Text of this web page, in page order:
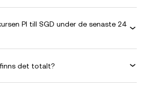
PI till SGD under de senaste 24
det totalt?